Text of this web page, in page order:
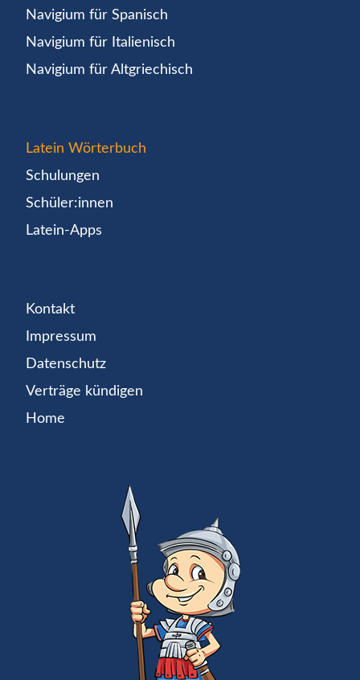
Navigium für Spanisch
Navigium für Italienisch
Navigium für Altgriechisch
Latein Wörterbuch
Schulungen
Schüler:innen
Latein-Apps
Kontakt
Impressum
Datenschutz
Verträge kündigen
Home